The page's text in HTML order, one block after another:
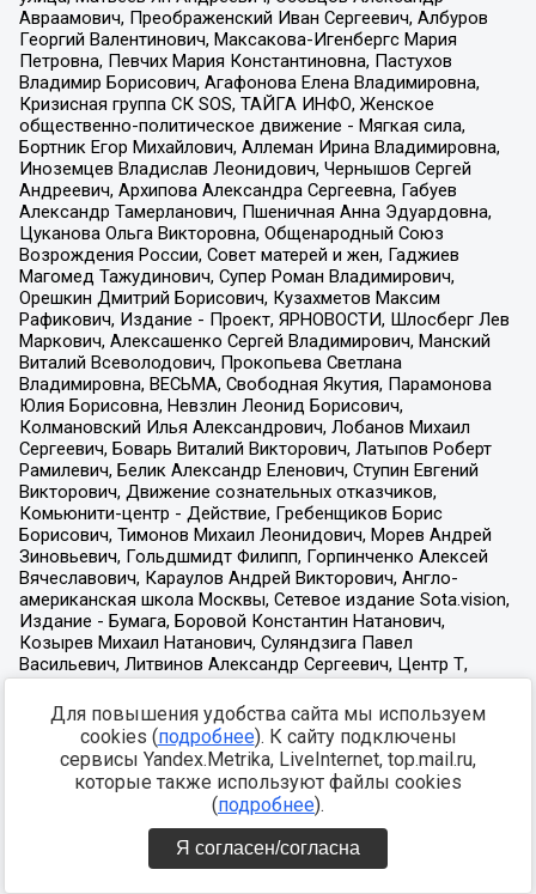
Для повышения удобства сайта мы используем
cookies (подробнее). К сайту подключены
сервисы Yandex.Metrika, LiveInternet, top.mail.ru,
которые также используют файлы cookies
(подробнее).
Я согласен/согласна